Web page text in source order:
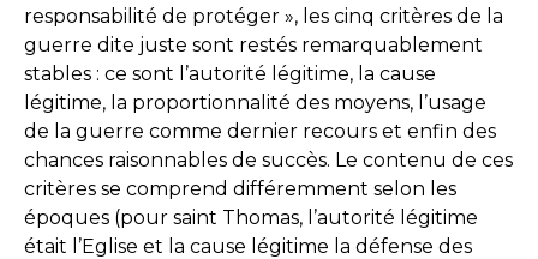
responsabilité de protéger », les cinq critères de la
guerre dite juste sont restés remarquablement
stables : ce sont l’autorité légitime, la cause
légitime, la proportionnalité des moyens, l’usage
de la guerre comme dernier recours et enfin des
chances raisonnables de succès. Le contenu de ces
critères se comprend différemment selon les
époques (pour saint Thomas, l’autorité légitime
était l’Eglise et la cause légitime la défense des